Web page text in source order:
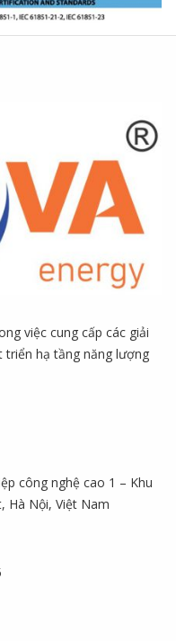
việc cung cấp các giải
triển hạ tầng năng lượng
công nghệ cao 1 – Khu
Hà Nội, Việt Nam